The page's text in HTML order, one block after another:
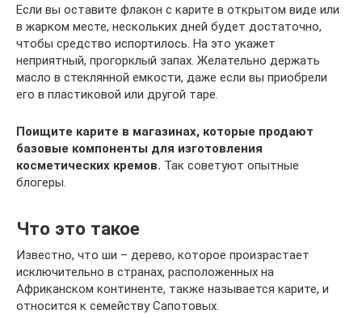
Если вы оставите флакон с карите в открытом виде или
в жарком месте, нескольких дней будет достаточно,
чтобы средство испортилось. На это укажет
неприятный, прогорклый запах. Желательно держать
масло в стеклянной емкости, даже если вы приобрели
его в пластиковой или другой таре.
Поищите карите в магазинах, которые продают
базовые компоненты для изготовления
косметических кремов. Так советуют опытные
блогеры.
Что это такое
Известно, что ши – дерево, которое произрастает
исключительно в странах, расположенных на
Африканском континенте, также называется карите, и
относится к семейству Сапотовых.